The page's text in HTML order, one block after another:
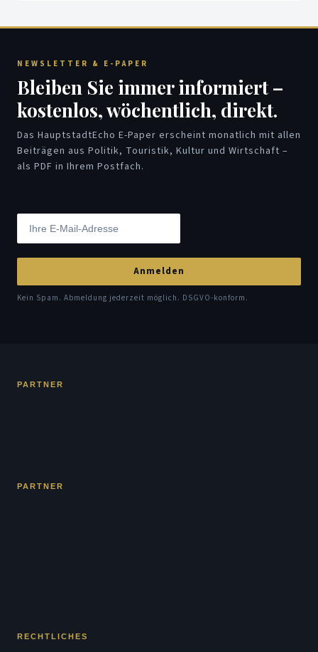
NEWSLETTER & E-PAPER
Bleiben Sie immer informiert –
kostenlos, wöchentlich, direkt.
Das HauptstadtEcho E-Paper erscheint monatlich mit allen
Beiträgen aus Politik, Touristik, Kultur und Wirtschaft –
als PDF in Ihrem Postfach.
Anmelden
Kein Spam. Abmeldung jederzeit möglich. DSGVO-konform.
PARTNER
PARTNER
RECHTLICHES